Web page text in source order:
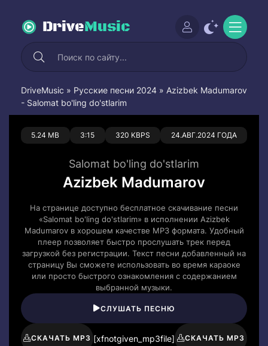
DriveMusic
DriveMusic » Русские песни 2024 » Azizbek Madumarov
- Salomat bo'ling do'stlarim
5.24 MB 3:15 320 KBPS 24.АВГ.2024 ГОДА
0 0
Salomat bo'ling do'stlarim
Azizbek Madumarov
На странице доступно бесплатное скачивание песни
«Salomat bo'ling do'stlarim» в исполнении Azizbek
Madumarov в хорошем качестве MP3 формата. Удобный
плеер позволяет быстро прослушать трек перед
загрузкой без регистрации. Текст песни добавленный на
страницу Вы сможете использовать во время караоке
или просто быстрого ознакомления с содержанием
выбранной музыки.
СЛУШАТЬ ПЕСНЮ
СКАЧАТЬ MP3 [xfnotgiven_mp3file] СКАЧАТЬ MP3